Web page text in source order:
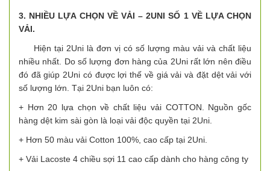
3. NHIỀU LỰA CHỌN VỀ VẢI – 2UNI SỐ 1 VỀ LỰA CHỌN
VẢI.
Hiện tại 2Uni là đơn vị có số lượng màu vải và chất liệu
nhiều nhất. Do số lượng đơn hàng của 2Uni rất lớn nên điều
đó đã giúp 2Uni có được lợi thế về giá vải và đặt dệt vải với
số lượng lớn. Tại 2Uni bạn luôn có:
+ Hơn 20 lựa chọn về chất liệu vải COTTON. Nguồn gốc
hàng dệt kim sài gòn là loại vải độc quyền tại 2Uni.
+ Hơn 50 màu vải Cotton 100%, cao cấp tại 2Uni.
+ Vải Lacoste 4 chiều sợi 11 cao cấp dành cho hàng công ty